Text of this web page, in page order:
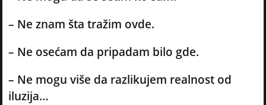
– Ne znam šta tražim ovde.
– Ne osećam da pripadam bilo gde.
– Ne mogu više da razlikujem realnost od
iluzija…